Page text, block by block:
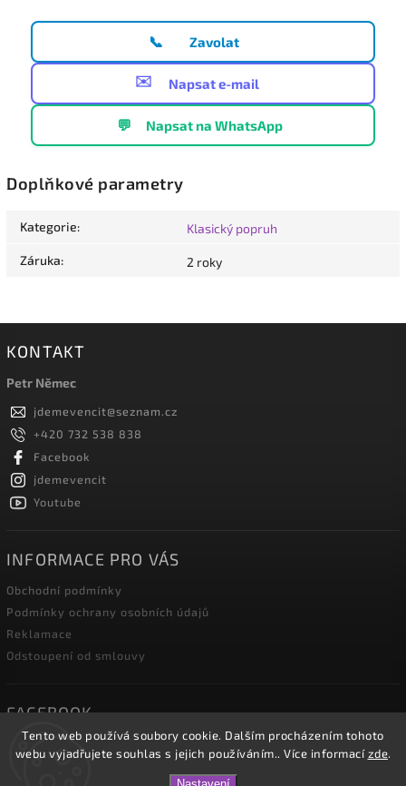
Tento web používá soubory cookie. Dalším procházením tohoto
webu vyjadřujete souhlas s jejich používáním.. Více informacízde.
📞 Zavolat
✉️ Napsat e-mail
💬 Napsat na WhatsApp
Doplňkové parametry
Kategorie: Klasický popruh
Záruka: 2 roky
KONTAKT
Petr Němec
jdemevencit@seznam.cz
+420 732 538 838
Facebook
jdemevencit
Youtube
INFORMACE PRO VÁS
Obchodní podmínky
Podmínky ochrany osobních údajů
Reklamace
Odstoupení od smlouvy
FACEBOOK